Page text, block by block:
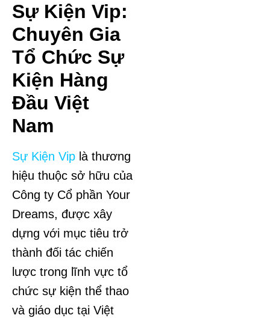
Sự Kiện Vip:
Chuyên Gia
Tổ Chức Sự
Kiện Hàng
Đầu Việt
Nam
Sự Kiện Vip là thương
hiệu thuộc sở hữu của
Công ty Cổ phần Your
Dreams, được xây
dựng với mục tiêu trở
thành đối tác chiến
lược trong lĩnh vực tổ
chức sự kiện thể thao
và giáo dục tại Việt